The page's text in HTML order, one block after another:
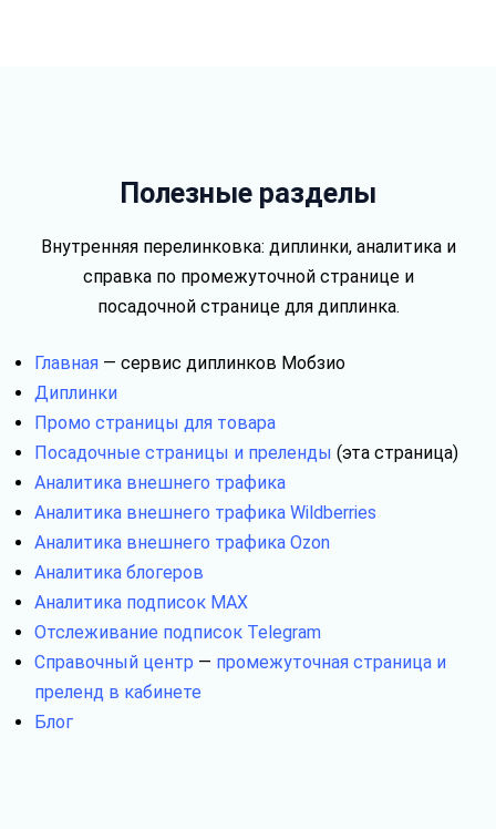
Полезные разделы
Внутренняя перелинковка: диплинки, аналитика и
справка по промежуточной странице и
посадочной странице для диплинка.
Главная — сервис диплинков Мобзио
Диплинки
Промо страницы для товара
Посадочные страницы и преленды (эта страница)
Аналитика внешнего трафика
Аналитика внешнего трафика Wildberries
Аналитика внешнего трафика Ozon
Аналитика блогеров
Аналитика подписок MAX
Отслеживание подписок Telegram
Справочный центр — промежуточная страница и
преленд в кабинете
Блог